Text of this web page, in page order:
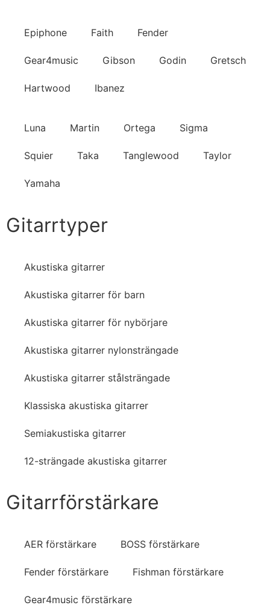
Epiphone Faith Fender
Gear4music Gibson Godin Gretsch
Hartwood Ibanez
Luna Martin Ortega Sigma
Squier Taka Tanglewood Taylor
Yamaha
Gitarrtyper
Akustiska gitarrer
Akustiska gitarrer för barn
Akustiska gitarrer för nybörjare
Akustiska gitarrer nylonsträngade
Akustiska gitarrer stålsträngade
Klassiska akustiska gitarrer
Semiakustiska gitarrer
12-strängade akustiska gitarrer
Gitarrförstärkare
AER förstärkare BOSS förstärkare
Fender förstärkare Fishman förstärkare
Gear4music förstärkare